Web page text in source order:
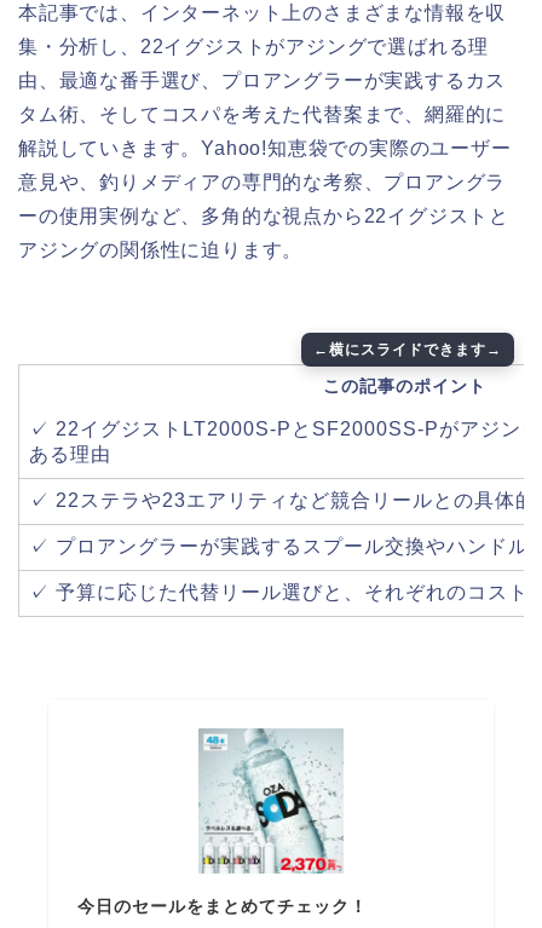
本記事では、インターネット上のさまざまな情報を収
集・分析し、22イグジストがアジングで選ばれる理
由、最適な番手選び、プロアングラーが実践するカス
タム術、そしてコスパを考えた代替案まで、網羅的に
解説していきます。Yahoo!知恵袋での実際のユーザー
意見や、釣りメディアの専門的な考察、プロアングラ
ーの使用実例など、多角的な視点から22イグジストと
アジングの関係性に迫ります。
この記事のポイント
✓ 22イグジストLT2000S-PとSF2000SS-Pがアジン
ある理由
✓ 22ステラや23エアリティなど競合リールとの具体的
✓ プロアングラーが実践するスプール交換やハンドル
✓ 予算に応じた代替リール選びと、それぞれのコスト
今日のセールをまとめてチェック！